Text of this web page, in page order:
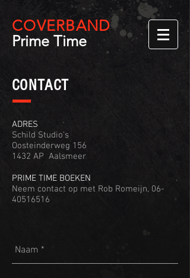
COVERBAND
Prime Time
CONTACT
ADRES
Schild Studio's
Oosteinderweg 156
1432 AP Aalsmeer
PRIME TIME BOEKEN
Neem contact op met Rob Romeijn, 06-
40516516